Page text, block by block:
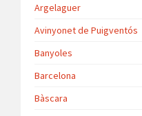
Argelaguer
Avinyonet de Puigventós
Banyoles
Barcelona
Bàscara